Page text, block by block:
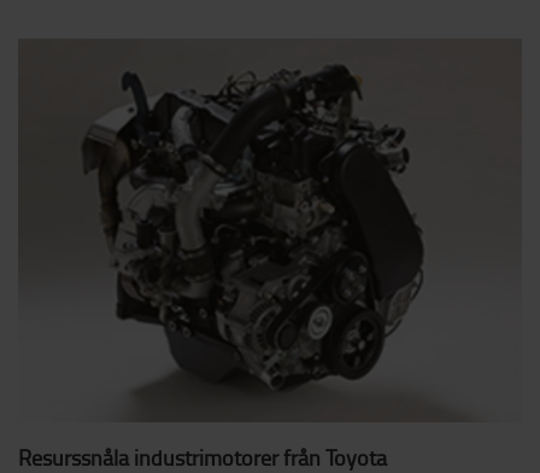
Resurssnåla industrimotorer från Toyota